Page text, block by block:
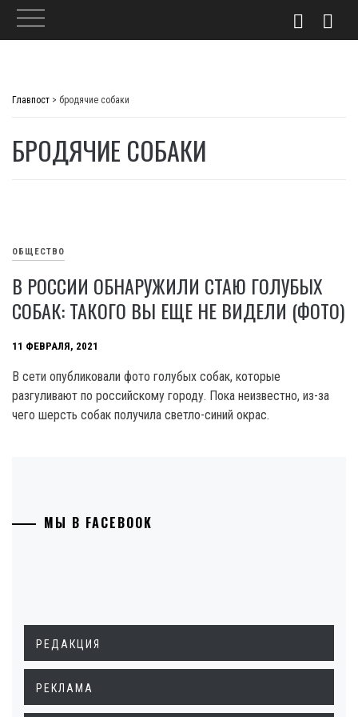
Главпост > бродячие собаки
БРОДЯЧИЕ СОБАКИ
ОБЩЕСТВО
В РОССИИ ОБНАРУЖИЛИ СТАЮ ГОЛУБЫХ
СОБАК: ТАКОГО ВЫ ЕЩЕ НЕ ВИДЕЛИ (ФОТО)
11 ФЕВРАЛЯ, 2021
В сети опубликовали фото голубых собак, которые
разгуливают по российскому городу. Пока неизвестно, из-за
чего шерсть собак получила светло-синий окрас.
МЫ В FACEBOOK
РЕДАКЦИЯ
РЕКЛАМА